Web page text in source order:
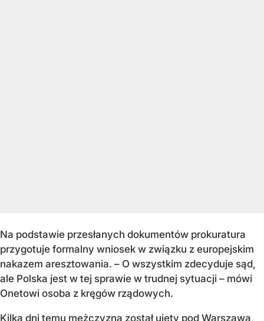
Na podstawie przesłanych dokumentów prokuratura
przygotuje formalny wniosek w związku z europejskim
nakazem aresztowania. – O wszystkim zdecyduje sąd,
ale Polska jest w tej sprawie w trudnej sytuacji – mówi
Onetowi osoba z kręgów rządowych.
Kilka dni temu mężczyzna został ujęty pod Warszawą,